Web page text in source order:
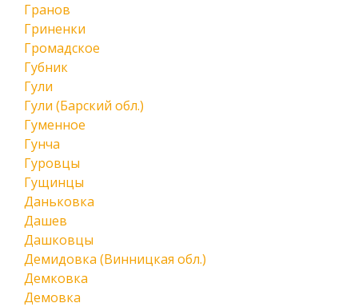
Гранов
Гриненки
Громадское
Губник
Гули
Гули (Барский обл.)
Гуменное
Гунча
Гуровцы
Гущинцы
Даньковка
Дашев
Дашковцы
Демидовка (Винницкая обл.)
Демковка
Демовка